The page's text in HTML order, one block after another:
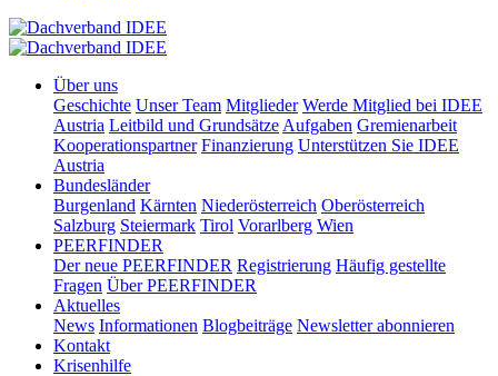
Über uns
Geschichte Unser Team Mitglieder Werde Mitglied bei IDEE
Austria Leitbild und Grundsätze Aufgaben Gremienarbeit
Kooperationspartner Finanzierung Unterstützen Sie IDEE
Austria
Bundesländer
Burgenland Kärnten Niederösterreich Oberösterreich
Salzburg Steiermark Tirol Vorarlberg Wien
PEERFINDER
Der neue PEERFINDER Registrierung Häufig gestellte
Fragen Über PEERFINDER
Aktuelles
News Informationen Blogbeiträge Newsletter abonnieren
Kontakt
Krisenhilfe